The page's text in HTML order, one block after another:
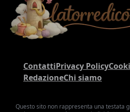
ContattiPrivacy Policy
RedazioneChi siamo
Questo sito non rappresenta una testata